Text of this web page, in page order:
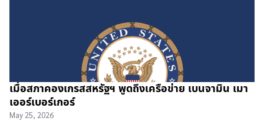
เมื่อสภาคองเกรสสหรัฐฯ พูดถึงเครือข่าย เบนจามิน เมา
เออร์เบอร์เกอร์
May 25, 2026